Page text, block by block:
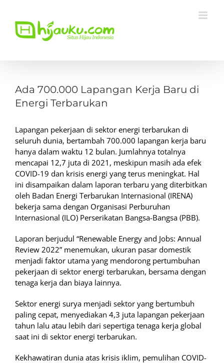
content
Larger
Image
Ada 700.000 Lapangan Kerja Baru di
Energi Terbarukan
Lapangan pekerjaan di sektor energi terbarukan di
seluruh dunia, bertambah 700.000 lapangan kerja baru
hanya dalam waktu 12 bulan. Jumlahnya totalnya
mencapai 12,7 juta di 2021, meskipun masih ada efek
COVID-19 dan krisis energi yang terus meningkat. Hal
ini disampaikan dalam laporan terbaru yang diterbitkan
oleh Badan Energi Terbarukan Internasional (IRENA)
bekerja sama dengan Organisasi Perburuhan
Internasional (ILO) Perserikatan Bangsa-Bangsa (PBB).
Laporan berjudul “Renewable Energy and Jobs: Annual
Review 2022” menemukan, ukuran pasar domestik
menjadi faktor utama yang mendorong pertumbuhan
pekerjaan di sektor energi terbarukan, bersama dengan
tenaga kerja dan biaya lainnya.
Sektor energi surya menjadi sektor yang bertumbuh
paling cepat, menyediakan 4,3 juta lapangan pekerjaan
tahun lalu atau lebih dari sepertiga tenaga kerja global
saat ini di sektor energi terbarukan.
Kekhawatiran dunia atas krisis iklim, pemulihan COVID-